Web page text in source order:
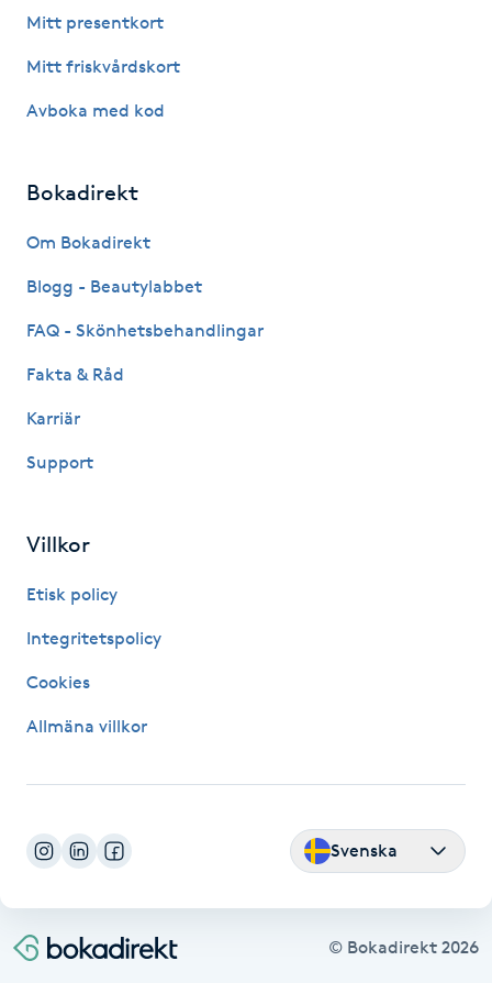
Hårbottenbehandling
Hårvård
IPL
IR-massage
Japansk massage
Katun fransar
Keratinbehandling
Mitt presentkort
Mitt friskvårdskort
Avboka med kod
Bokadirekt
Om Bokadirekt
Blogg - Beautylabbet
FAQ - Skönhetsbehandlingar
Fakta & Råd
Karriär
Support
Villkor
Etisk policy
Integritetspolicy
Cookies
Allmäna villkor
Svenska
© Bokadirekt 2026